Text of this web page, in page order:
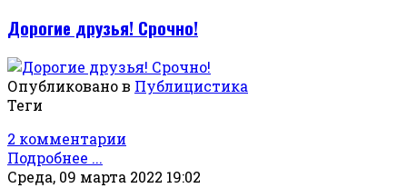
Дорогие друзья! Срочно!
Опубликовано в Публицистика
Теги
2 комментарии
Подробнее ...
Среда, 09 марта 2022 19:02